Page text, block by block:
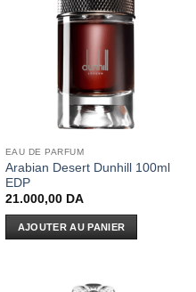
EAU DE PARFUM
Arabian Desert Dunhill 100ml
EDP
21.000,00 DA
AJOUTER AU PANIER